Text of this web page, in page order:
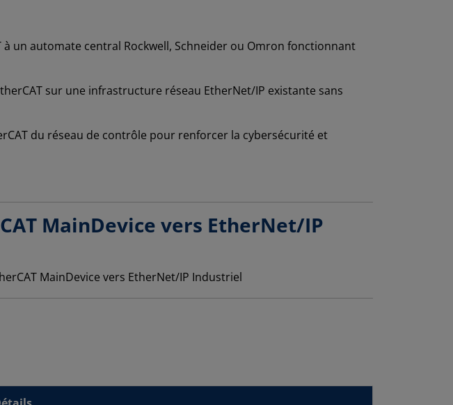
un automate central Rockwell, Schneider ou Omron fonctionnant
sur une infrastructure réseau EtherNet/IP existante sans
du réseau de contrôle pour renforcer la cybersécurité et
MainDevice vers EtherNet/IP